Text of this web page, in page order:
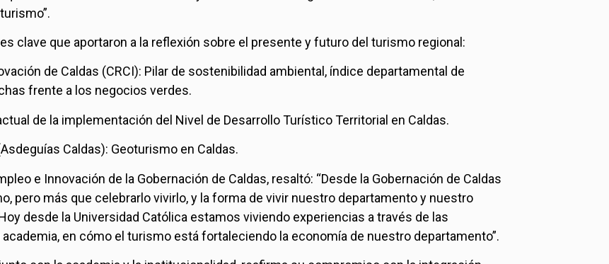
clave que aportaron a la reflexión sobre el presente y futuro del turismo regional:
de Caldas (CRCI): Pilar de sostenibilidad ambiental, índice departamental de
frente a los negocios verdes.
de la implementación del Nivel de Desarrollo Turístico Territorial en Caldas.
Caldas): Geoturismo en Caldas.
e Innovación de la Gobernación de Caldas, resaltó: “Desde la Gobernación de Caldas
pero más que celebrarlo vivirlo, y la forma de vivir nuestro departamento y nuestro
desde la Universidad Católica estamos viviendo experiencias a través de las
en cómo el turismo está fortaleciendo la economía de nuestro departamento”.